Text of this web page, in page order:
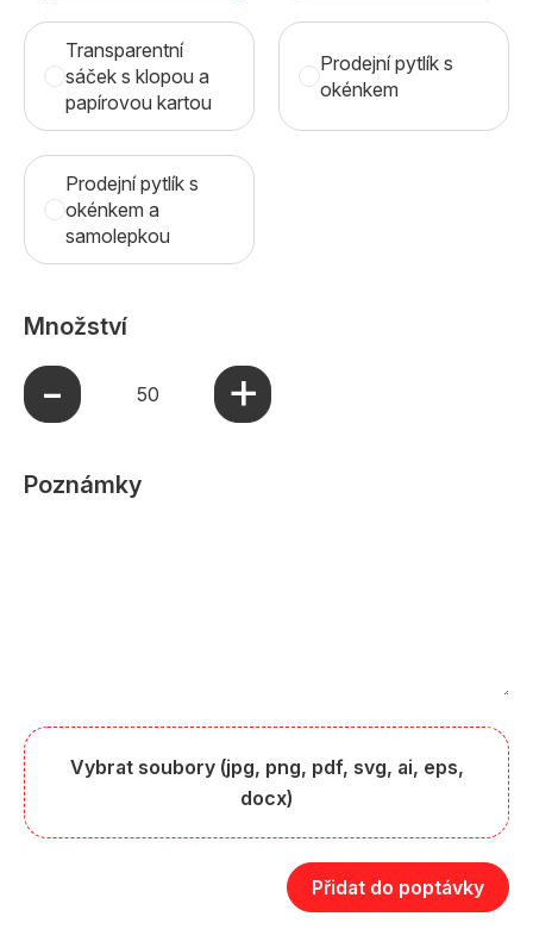
Transparentní
sáček s klopou a
papírovou kartou
Prodejní pytlík s
okénkem
Prodejní pytlík s
okénkem a
samolepkou
Množství
- +
Poznámky
Vybrat soubory (jpg, png, pdf, svg, ai, eps,
docx)
Přidat do poptávky